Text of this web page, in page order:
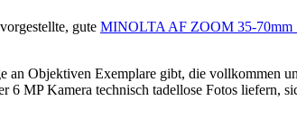
gute MINOLTA AF ZOOM 35-70mm
an Objektiven Exemplare gibt, die vollkommen
MP Kamera technisch tadellose Fotos liefern,